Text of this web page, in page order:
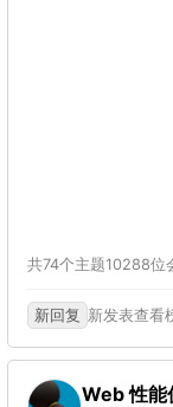
共74个主题10288位
新回复 新发表查看
Web 性能